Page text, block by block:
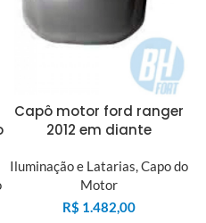
Capô motor ford ranger
2012 em diante
Iluminação e Latarias,Capo do
Motor
R$ 1.482,00